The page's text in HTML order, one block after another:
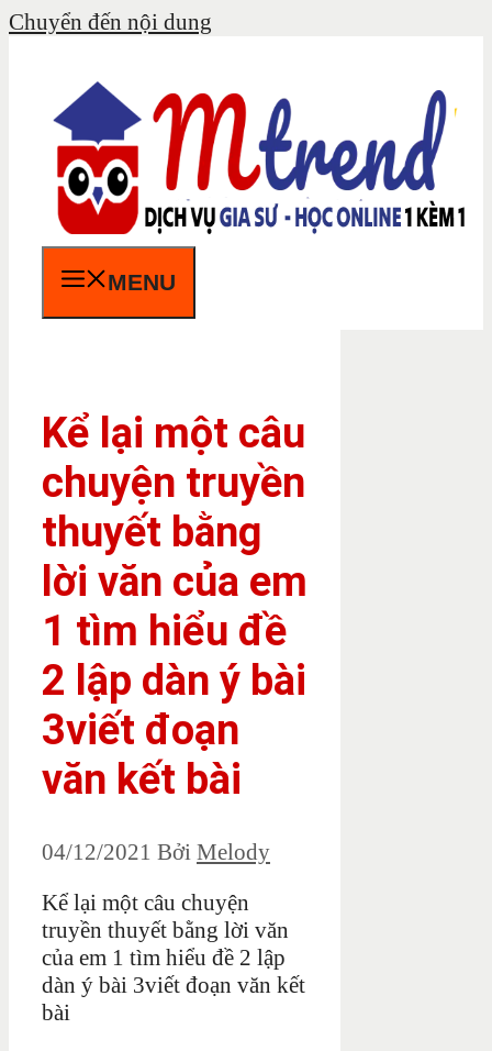
Chuyển đến nội dung
MENU
Kể lại một câu
chuyện truyền
thuyết bằng
lời văn của em
1 tìm hiểu đề
2 lập dàn ý bài
3viết đoạn
văn kết bài
04/12/2021 Bởi Melody
Kể lại một câu chuyện
truyền thuyết bằng lời văn
của em 1 tìm hiểu đề 2 lập
dàn ý bài 3viết đoạn văn kết
bài